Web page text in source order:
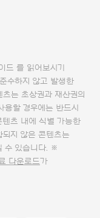
드 를 읽어보시기
수하지 않고 발생한
는 초상권과 재산권의
할 경우에는 반드시
츠 내에 식별 가능한
지 않은 콘텐츠는
수 있습니다. ※
다운로드가